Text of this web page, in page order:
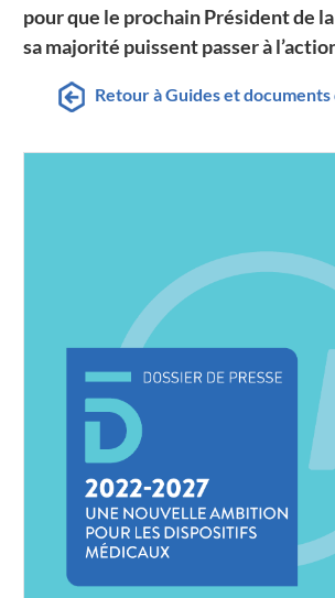
pour que le prochain Président de
sa majorité puissent passer à
Retour à Guides et